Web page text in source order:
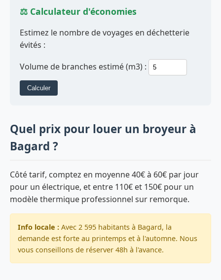
⚖️ Calculateur d'économies
Estimez le nombre de voyages en déchetterie
évités :
Volume de branches estimé (m3) :
Calculer
Quel prix pour louer un broyeur à
Bagard ?
Côté tarif, comptez en moyenne 40€ à 60€ par jour
pour un électrique, et entre 110€ et 150€ pour un
modèle thermique professionnel sur remorque.
Info locale : Avec 2 595 habitants à Bagard, la
demande est forte au printemps et à l'automne. Nous
vous conseillons de réserver 48h à l'avance.